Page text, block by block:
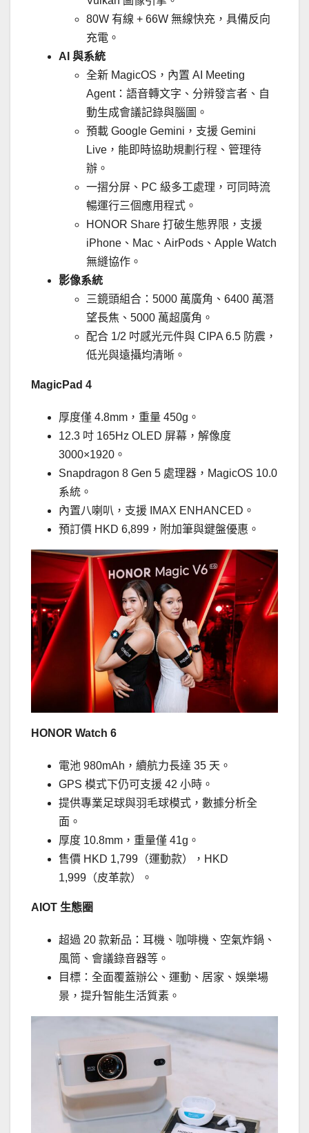
80W 有線 + 66W 無線快充，具備反向
充電。
AI 與系統
全新 MagicOS，內置 AI Meeting
Agent：語音轉文字、分辨發言者、自
動生成會議記錄與腦圖。
預載 Google Gemini，支援 Gemini
Live，能即時協助規劃行程、管理待
辦。
一摺分屏、PC 級多工處理，可同時流
暢運行三個應用程式。
HONOR Share 打破生態界限，支援
iPhone、Mac、AirPods、Apple Watch
無縫協作。
影像系統
三鏡頭組合：5000 萬廣角、6400 萬潛
望長焦、5000 萬超廣角。
配合 1/2 吋感光元件與 CIPA 6.5 防震，
低光與遠攝均清晰。
MagicPad 4
厚度僅 4.8mm，重量 450g。
12.3 吋 165Hz OLED 屏幕，解像度
3000×1920。
Snapdragon 8 Gen 5 處理器，MagicOS 10.0
系統。
內置八喇叭，支援 IMAX ENHANCED。
預訂價 HKD 6,899，附加筆與鍵盤優惠。
HONOR Watch 6
電池 980mAh，續航力長達 35 天。
GPS 模式下仍可支援 42 小時。
提供專業足球與羽毛球模式，數據分析全
面。
厚度 10.8mm，重量僅 41g。
售價 HKD 1,799（運動款），HKD
1,999（皮革款）。
AIOT 生態圈
超過 20 款新品：耳機、咖啡機、空氣炸鍋、
風筒、會議錄音器等。
目標：全面覆蓋辦公、運動、居家、娛樂場
景，提升智能生活質素。